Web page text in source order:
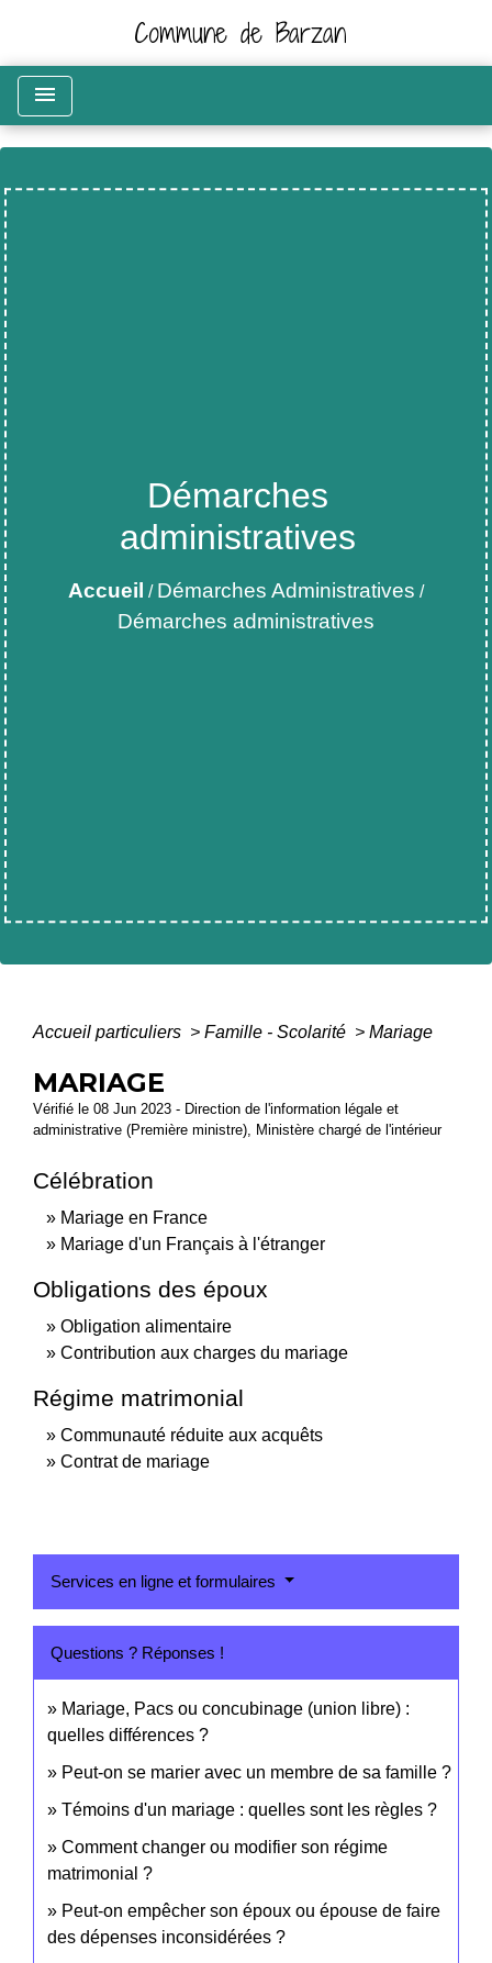
Commune de Barzan
menu
Démarches
administratives
Accueil / Démarches Administratives /
Démarches administratives
Accueil particuliers > Famille - Scolarité > Mariage
MARIAGE
Vérifié le 08 Jun 2023 - Direction de l'information légale et
administrative (Première ministre), Ministère chargé de l'intérieur
Célébration
Mariage en France
Mariage d'un Français à l'étranger
Obligations des époux
Obligation alimentaire
Contribution aux charges du mariage
Régime matrimonial
Communauté réduite aux acquêts
Contrat de mariage
Services en ligne et formulaires
Questions ? Réponses !
Mariage, Pacs ou concubinage (union libre) :
quelles différences ?
Peut-on se marier avec un membre de sa famille ?
Témoins d'un mariage : quelles sont les règles ?
Comment changer ou modifier son régime
matrimonial ?
Peut-on empêcher son époux ou épouse de faire
des dépenses inconsidérées ?